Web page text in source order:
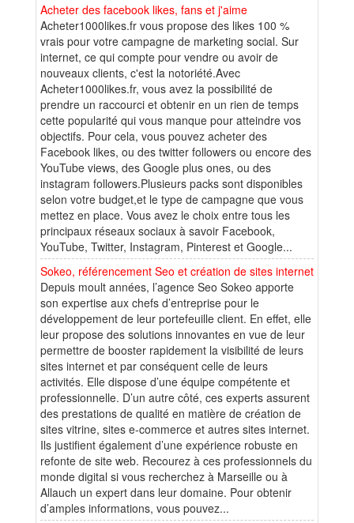
Acheter des facebook likes, fans et j'aime
Acheter1000likes.fr vous propose des likes 100 %
vrais pour votre campagne de marketing social. Sur
internet, ce qui compte pour vendre ou avoir de
nouveaux clients, c'est la notoriété.Avec
Acheter1000likes.fr, vous avez la possibilité de
prendre un raccourci et obtenir en un rien de temps
cette popularité qui vous manque pour atteindre vos
objectifs. Pour cela, vous pouvez acheter des
Facebook likes, ou des twitter followers ou encore des
YouTube views, des Google plus ones, ou des
instagram followers.Plusieurs packs sont disponibles
selon votre budget,et le type de campagne que vous
mettez en place. Vous avez le choix entre tous les
principaux réseaux sociaux à savoir Facebook,
YouTube, Twitter, Instagram, Pinterest et Google...
Sokeo, référencement Seo et création de sites internet
Depuis moult années, l’agence Seo Sokeo apporte
son expertise aux chefs d’entreprise pour le
développement de leur portefeuille client. En effet, elle
leur propose des solutions innovantes en vue de leur
permettre de booster rapidement la visibilité de leurs
sites internet et par conséquent celle de leurs
activités. Elle dispose d’une équipe compétente et
professionnelle. D’un autre côté, ces experts assurent
des prestations de qualité en matière de création de
sites vitrine, sites e-commerce et autres sites internet.
Ils justifient également d’une expérience robuste en
refonte de site web. Recourez à ces professionnels du
monde digital si vous recherchez à Marseille ou à
Allauch un expert dans leur domaine. Pour obtenir
d’amples informations, vous pouvez...